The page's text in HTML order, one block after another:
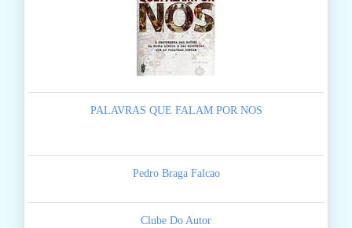
PALAVRAS QUE FALAM POR NOS
Pedro Braga Falcao
Clube Do Autor